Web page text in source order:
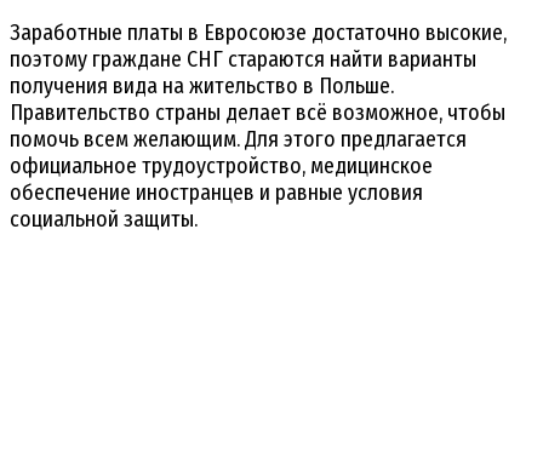
Заработные платы в Евросоюзе достаточно высокие,
поэтому граждане СНГ стараются найти варианты
получения вида на жительство в Польше.
Правительство страны делает всё возможное, чтобы
помочь всем желающим. Для этого предлагается
официальное трудоустройство, медицинское
обеспечение иностранцев и равные условия
социальной защиты.